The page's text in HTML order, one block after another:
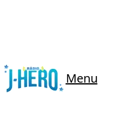
Menu